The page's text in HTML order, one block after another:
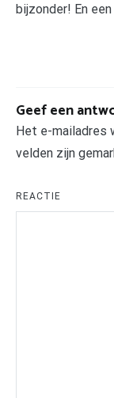
bijzonder! En
Geef een
Het e-mailadres
velden zijn
REACTIE